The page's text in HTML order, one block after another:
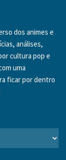
dos animes e
análises,
cultura pop e
uma
ficar por dentro